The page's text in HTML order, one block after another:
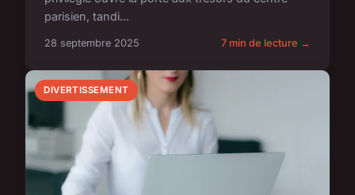
parisien, tandi...
28 septembre 2025 7 min de lecture →
DIVERTISSEMENT